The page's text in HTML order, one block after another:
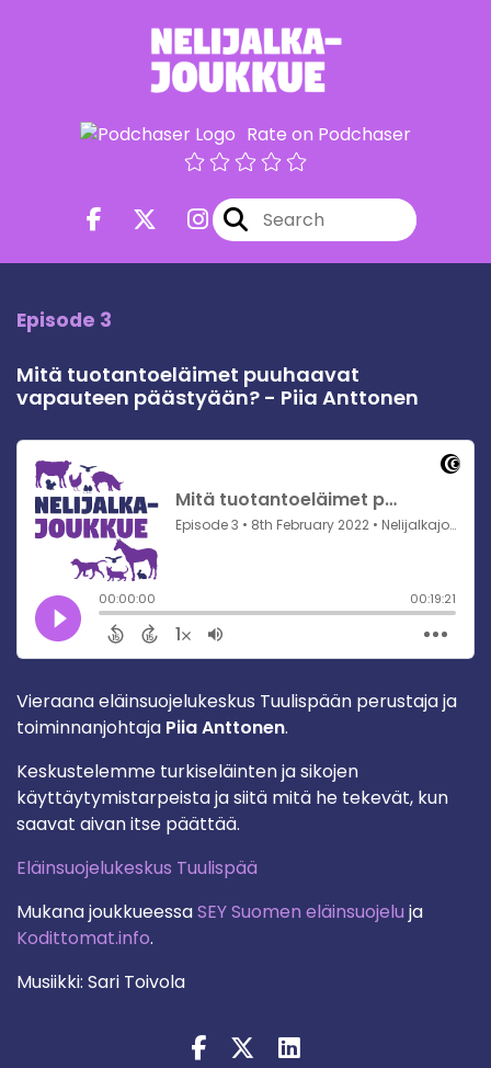
Rate on Podchaser
Episode 3
Mitä tuotantoeläimet puuhaavat
vapauteen päästyään? - Piia Anttonen
Vieraana eläinsuojelukeskus Tuulispään perustaja ja
toiminnanjohtaja Piia Anttonen.
Keskustelemme turkiseläinten ja sikojen
käyttäytymistarpeista ja siitä mitä he tekevät, kun
saavat aivan itse päättää.
Eläinsuojelukeskus Tuulispää
Mukana joukkueessaSEY Suomen eläinsuojelu ja
Kodittomat.info.
Musiikki: Sari Toivola